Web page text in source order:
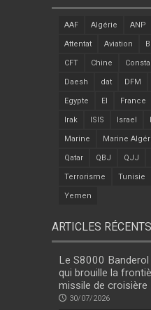
AAF Algérie ANP
Attentat Aviation
CFT Chine
Daesh dat DFM
Egypte EI France
Irak ISIS Israel
Marine Marine
Qatar QBJ QJJ
Terrorisme Tunisie
Yemen
ARTICLES RÉCENTS
Le S8000
qui brouille la
missile de croisière
30/07/2026